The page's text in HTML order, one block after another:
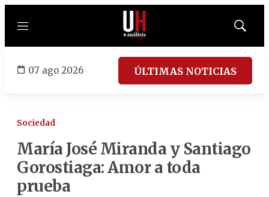
Menú
Mostrar
07 ago 2026 ÚLTIMAS NOTICIAS
Sociedad
María José Miranda y Santiago
Gorostiaga: Amor a toda
prueba